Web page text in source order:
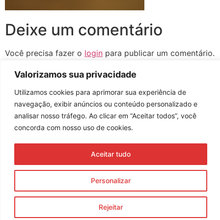
Valorizamos sua privacidade
Utilizamos cookies para aprimorar sua experiência de
navegação, exibir anúncios ou conteúdo personalizado e
analisar nosso tráfego. Ao clicar em “Aceitar todos”, você
concorda com nosso uso de cookies.
Personalizar
Rejeitar
Aceitar tudo
Deixe um comentário
Você precisa fazer o login para publicar um comentário.
Assine nossa newsletter
Enviar
© 2023 Morente Forte. Todos os direitos reservados